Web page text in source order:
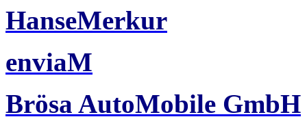
HanseMerkur
enviaM
Brösa AutoMobile GmbH